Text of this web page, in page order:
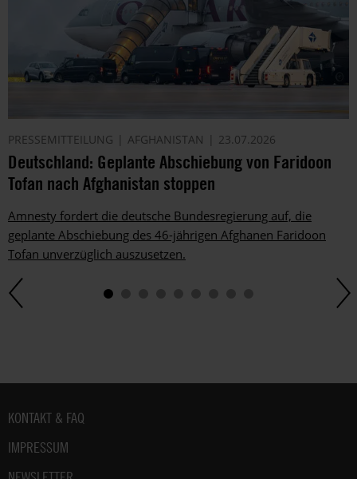
PRESSEMITTEILUNG AFGHANISTAN 23.07.2026
Deutschland: Geplante Abschiebung von Faridoon
Tofan nach Afghanistan stoppen
Amnesty fordert die deutsche Bundesregierung auf, die
geplante Abschiebung des 46-jährigen Afghanen Faridoon
Tofan unverzüglich auszusetzen.
Fußbereich
KONTAKT & FAQ
IMPRESSUM